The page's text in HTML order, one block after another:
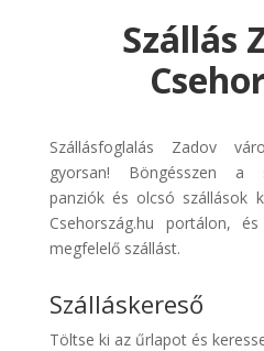
Szállásinfo.eu
pénzvisszatérítéssel
Discover
Cars
Transzfer
Kiwi
Taxi
Szállás
Szállásfoglalás Zadov
gyorsan! Böngésszen a
panziók és olcsó szállások
Csehország.hu portálon,
megfelelő szállást.
Szálláskereső
Töltse ki az űrlapot és